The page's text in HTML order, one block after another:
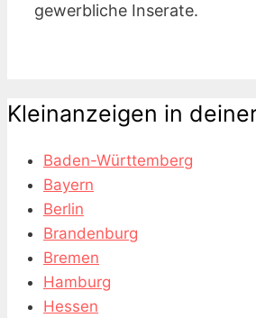
gewerbliche Inserate.
Kleinanzeigen in
Baden-Württemberg
Bayern
Berlin
Brandenburg
Bremen
Hamburg
Hessen